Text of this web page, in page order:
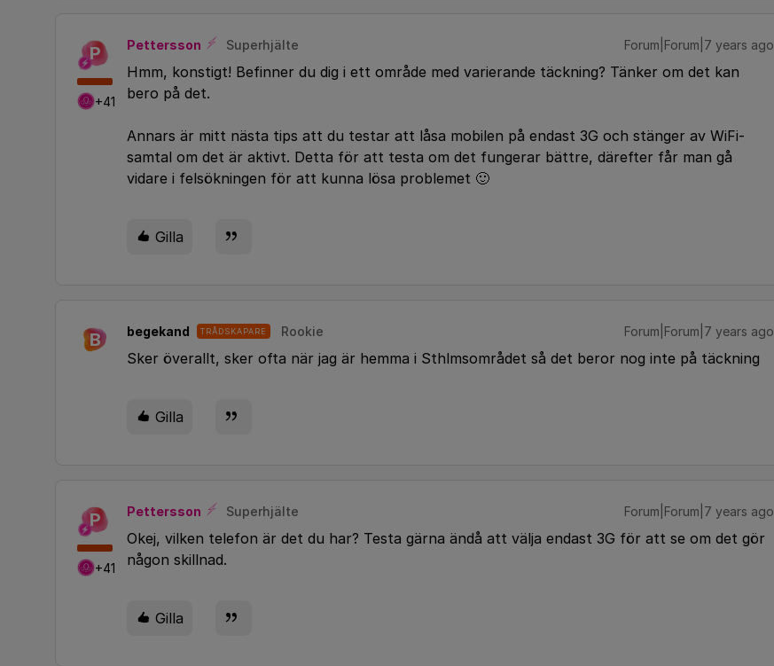
P
+41
Pettersson Superhjälte Forum|Forum|7 years ago
Hmm, konstigt! Befinner du dig i ett område med varierande täckning? Tänker om det kan
bero på det.
Annars är mitt nästa tips att du testar att låsa mobilen på endast 3G och stänger av WiFi-
samtal om det är aktivt. Detta för att testa om det fungerar bättre, därefter får man gå
vidare i felsökningen för att kunna lösa problemet 🙂
Gilla
B begekand TRÅDSKAPARE Rookie Forum|Forum|7 years ago
Sker överallt, sker ofta när jag är hemma i Sthlmsområdet så det beror nog inte på täckning
Gilla
P
+41
Pettersson Superhjälte Forum|Forum|7 years ago
Okej, vilken telefon är det du har? Testa gärna ändå att välja endast 3G för att se om det gör
någon skillnad.
Gilla